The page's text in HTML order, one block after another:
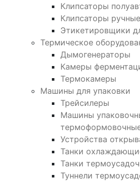
Клипсаторы
Клипсаторы ручные
Этикетировщики
Термическое
Дымогенераторы
Камеры
Термокамеры
Машины для упаковки
Трейсилеры
Машины
Устройства
Танки
Танки
Туннели